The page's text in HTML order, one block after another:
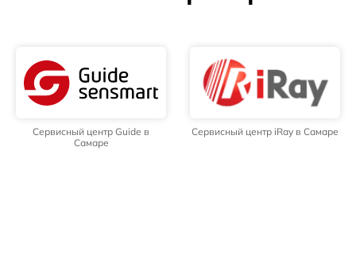
Сервисный центр Guide в
Самаре
Сервисный центр iRay в Самаре